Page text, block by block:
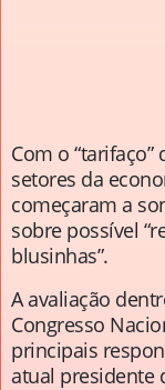
Com o
setores da
começaram a
sobre possível
blusinhas”.
A avaliação
Congresso
principais
atual presidente